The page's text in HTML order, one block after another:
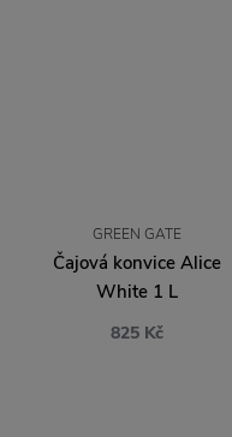
GREEN GATE
Čajová konvice Alice
White 1 L
825 Kč